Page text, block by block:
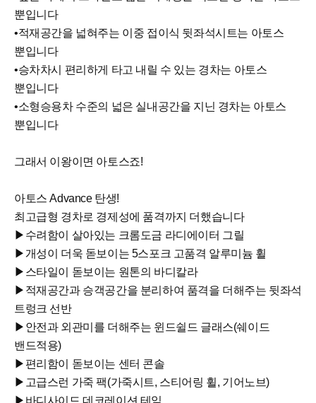
뿐입니다
•적재공간을 넓혀주는 이중 접이식 뒷좌석시트는 아토스
뿐입니다
•승차차시 편리하게 타고 내릴 수 있는 경차는 아토스
뿐입니다
•소형승용차 수준의 넓은 실내공간을 지닌 경차는 아토스
뿐입니다
그래서 이왕이면 아토스죠!
아토스 Advance 탄생!
최고급형 경차로 경제성에 품격까지 더했습니다
▶수려함이 살아있는 크롬도금 라디에이터 그릴
▶개성이 더욱 돋보이는 5스포크 고품격 알루미늄 휠
▶스타일이 돋보이는 원톤의 바디칼라
▶적재공간과 승객공간을 분리하여 품격을 더해주는 뒷좌석
트렁크 선반
▶안전과 외관미를 더해주는 윈드쉴드 글래스(쉐이드
밴드적용)
▶편리함이 돋보이는 센터 콘솔
▶고급스런 가죽 팩(가죽시트, 스티어링 휠, 기어노브)
▶바디사이드 데코레이션 테잎